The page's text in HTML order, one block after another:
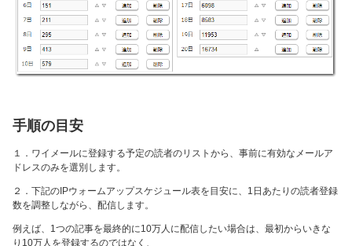
手順の目安
１．ワイメールに登録する予定の読者のリストから、事前に有効なメールア
ドレスのみを選別します。
２．下記のIPウォームアップスケジュール表を目安に、1日あたりの読者登録
数を調整しながら、配信します。
例えば、1つの記事を最終的に10万人に配信したい場合は、最初からいきな
り10万人を登録するのではなく、